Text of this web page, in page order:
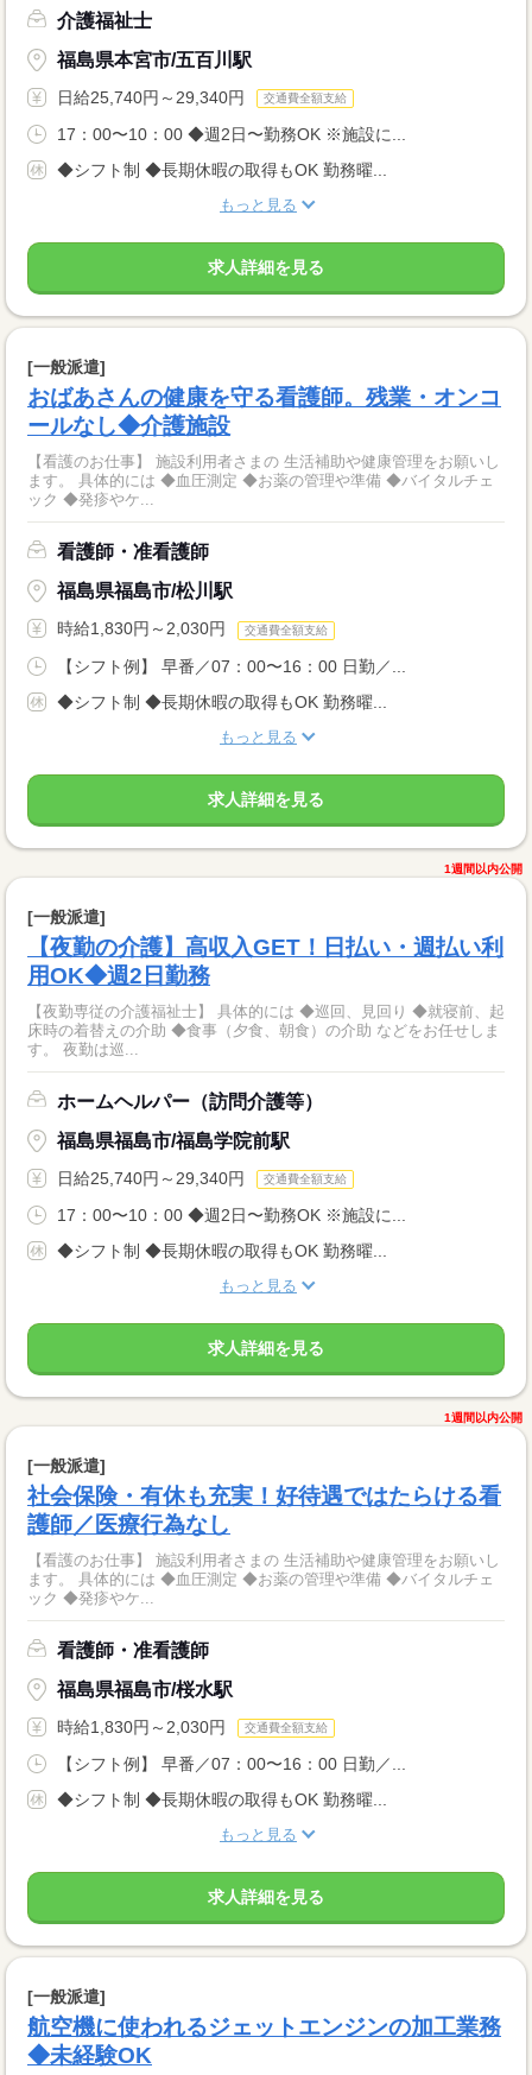
介護福祉士
福島県本宮市/五百川駅
日給25,740円～29,340円 交通費全額支給
17：00〜10：00 ◆週2日〜勤務OK ※施設に...
◆シフト制 ◆長期休暇の取得もOK 勤務曜...
もっと見る
求人詳細を見る
[一般派遣]
おばあさんの健康を守る看護師。残業・オンコ
ールなし◆介護施設
【看護のお仕事】 施設利用者さまの 生活補助や健康管理をお願いし
ます。 具体的には ◆血圧測定 ◆お薬の管理や準備 ◆バイタルチェ
ック ◆発疹やケ...
看護師・准看護師
福島県福島市/松川駅
時給1,830円～2,030円 交通費全額支給
【シフト例】 早番／07：00〜16：00 日勤／...
◆シフト制 ◆長期休暇の取得もOK 勤務曜...
もっと見る
求人詳細を見る
1週間以内公開
[一般派遣]
【夜勤の介護】高収入GET！日払い・週払い利
用OK◆週2日勤務
【夜勤専従の介護福祉士】 具体的には ◆巡回、見回り ◆就寝前、起
床時の着替えの介助 ◆食事（夕食、朝食）の介助 などをお任せしま
す。 夜勤は巡...
ホームヘルパー（訪問介護等）
福島県福島市/福島学院前駅
日給25,740円～29,340円 交通費全額支給
17：00〜10：00 ◆週2日〜勤務OK ※施設に...
◆シフト制 ◆長期休暇の取得もOK 勤務曜...
もっと見る
求人詳細を見る
1週間以内公開
[一般派遣]
社会保険・有休も充実！好待遇ではたらける看
護師／医療行為なし
【看護のお仕事】 施設利用者さまの 生活補助や健康管理をお願いし
ます。 具体的には ◆血圧測定 ◆お薬の管理や準備 ◆バイタルチェ
ック ◆発疹やケ...
看護師・准看護師
福島県福島市/桜水駅
時給1,830円～2,030円 交通費全額支給
【シフト例】 早番／07：00〜16：00 日勤／...
◆シフト制 ◆長期休暇の取得もOK 勤務曜...
もっと見る
求人詳細を見る
[一般派遣]
航空機に使われるジェットエンジンの加工業務
◆未経験OK